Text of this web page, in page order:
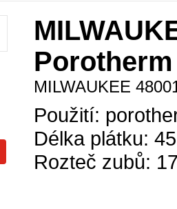
Porotherm
MILWAUKEE
Použití:
Délka plátku:
Rozteč zubů: